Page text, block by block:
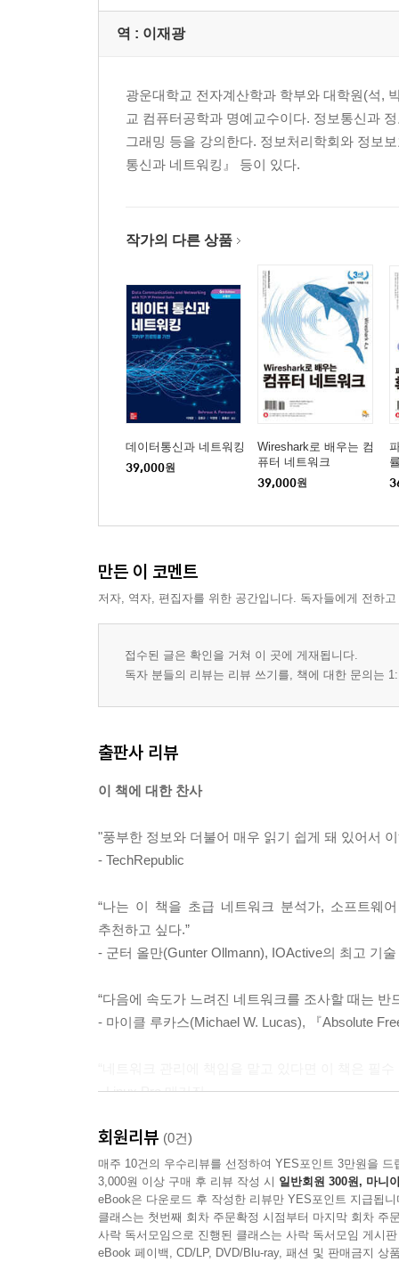
__캡처 파일 작업
__시간 표시 형식 및 참조 설정
__캡처 옵션 설정
__필터 사용
__프로토콜 계층 구조 통계
__프로토콜 해부
__스트림 따라가기
__패킷 길이
__그래프 작업
__전문가 정보
6장. 커맨드라인을 이용한 패킷 분석
__패킷 캡처와 저장
__이름 해석
__필터 적용
__TShark의 시간 디스플레이 형식
__TShark와 tcpdump 비교
__주소 확인 프로토콜(ARP)
__인터넷 프로토콜(IP)
__전송 제어 프로토콜(TCP)
__사용자 데이터그램 프로토콜(UDP)
9장. 일반 상위 계층 프로토콜
__동적 호스트 구성 프로토콜(DHCP)
10장. 기본 실세계 시나리오
__웹 콘텐츠 누락
__반응이 없는 기상 정보 서비스
__인터넷 접속 불가
역 : 이재광
광운대학교 전자계산학과 학부와 대학원(석,
교 컴퓨터공학과 명예교수이다. 정보통신과
그래밍 등을 강의한다. 정보처리학회와 정보
통신과 네트워킹』 등이 있다.
작가의 다른 상품
데이터통신과 네트워킹
39,000원
Wireshark로 배우는 컴
퓨터 네트워크
39,000원
만든 이 코멘트
저자, 역자, 편집자를 위한 공간입니다. 독자들에게 전하
접수된 글은 확인을 거쳐 이 곳에 게재됩니다.
독자 분들의 리뷰는 리뷰 쓰기를, 책에 대한 문의는
출판사 리뷰
이 책에 대한 찬사
"풍부한 정보와 더불어 매우 읽기 쉽게 돼 있어서
- TechRepublic
“나는 이 책을 초급 네트워크 분석가, 소프트웨
추천하고 싶다.”
- 군터 올만(Gunter Ollmann), IOActive의 최고 기
“다음에 속도가 느려진 네트워크를 조사할 때는
- 마이클 루카스(Michael W. Lucas), 『Absolute
- Linux Pro 매거진
이 책의 구성
1장, '패킷 분석과 네트워크 기초'에서는 패킷 분
및 패킷 분석의 기초적인 사항을 설명한다.
2장, '회선을 통한 도청'에서는 네트워크에 패킷 스
3장, '와이어샤크 소개'에서는 와이어샤크의 기본
회원리뷰 (0건)
매주 10건의 우수리뷰를 선정하여 YES포인트 3만원을 드
3,000원 이상 구매 후 리뷰 작성 시 일반회원 300원, 마니
eBook은 다운로드 후 작성한 리뷰만 YES포인트 지급됩니
클래스는 첫번째 회차 주문확정 시점부터 마지막 회차 주
사락 독서모임으로 진행된 클래스는 사락 독서모임 게시
eBook 페이백, CD/LP, DVD/Blu-ray, 패션 및 판매금지 상